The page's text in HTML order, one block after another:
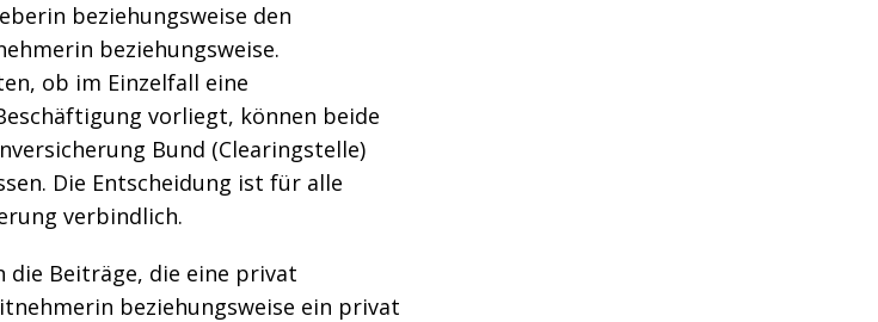
beziehungsweise den
beziehungsweise.
ob im Einzelfall eine
vorliegt, können beide
Bund (Clearingstelle)
Die Entscheidung ist für alle
verbindlich.
die Beiträge, die eine privat
beziehungsweise ein privat